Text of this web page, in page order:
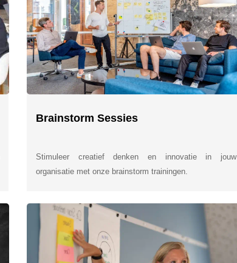
Brainstorm Sessies
Stimuleer creatief denken en innovatie in jouw
organisatie met onze brainstorm trainingen.